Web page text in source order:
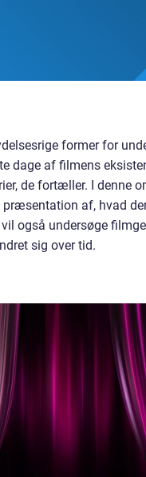
former for
dage af filmens
de fortæller. I denne
af, hvad
også undersøge
sig over tid.